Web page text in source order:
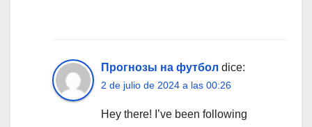
Прогнозы на футбол dice:
2 de julio de 2024 a las 00:26
Hey there! I’ve been following